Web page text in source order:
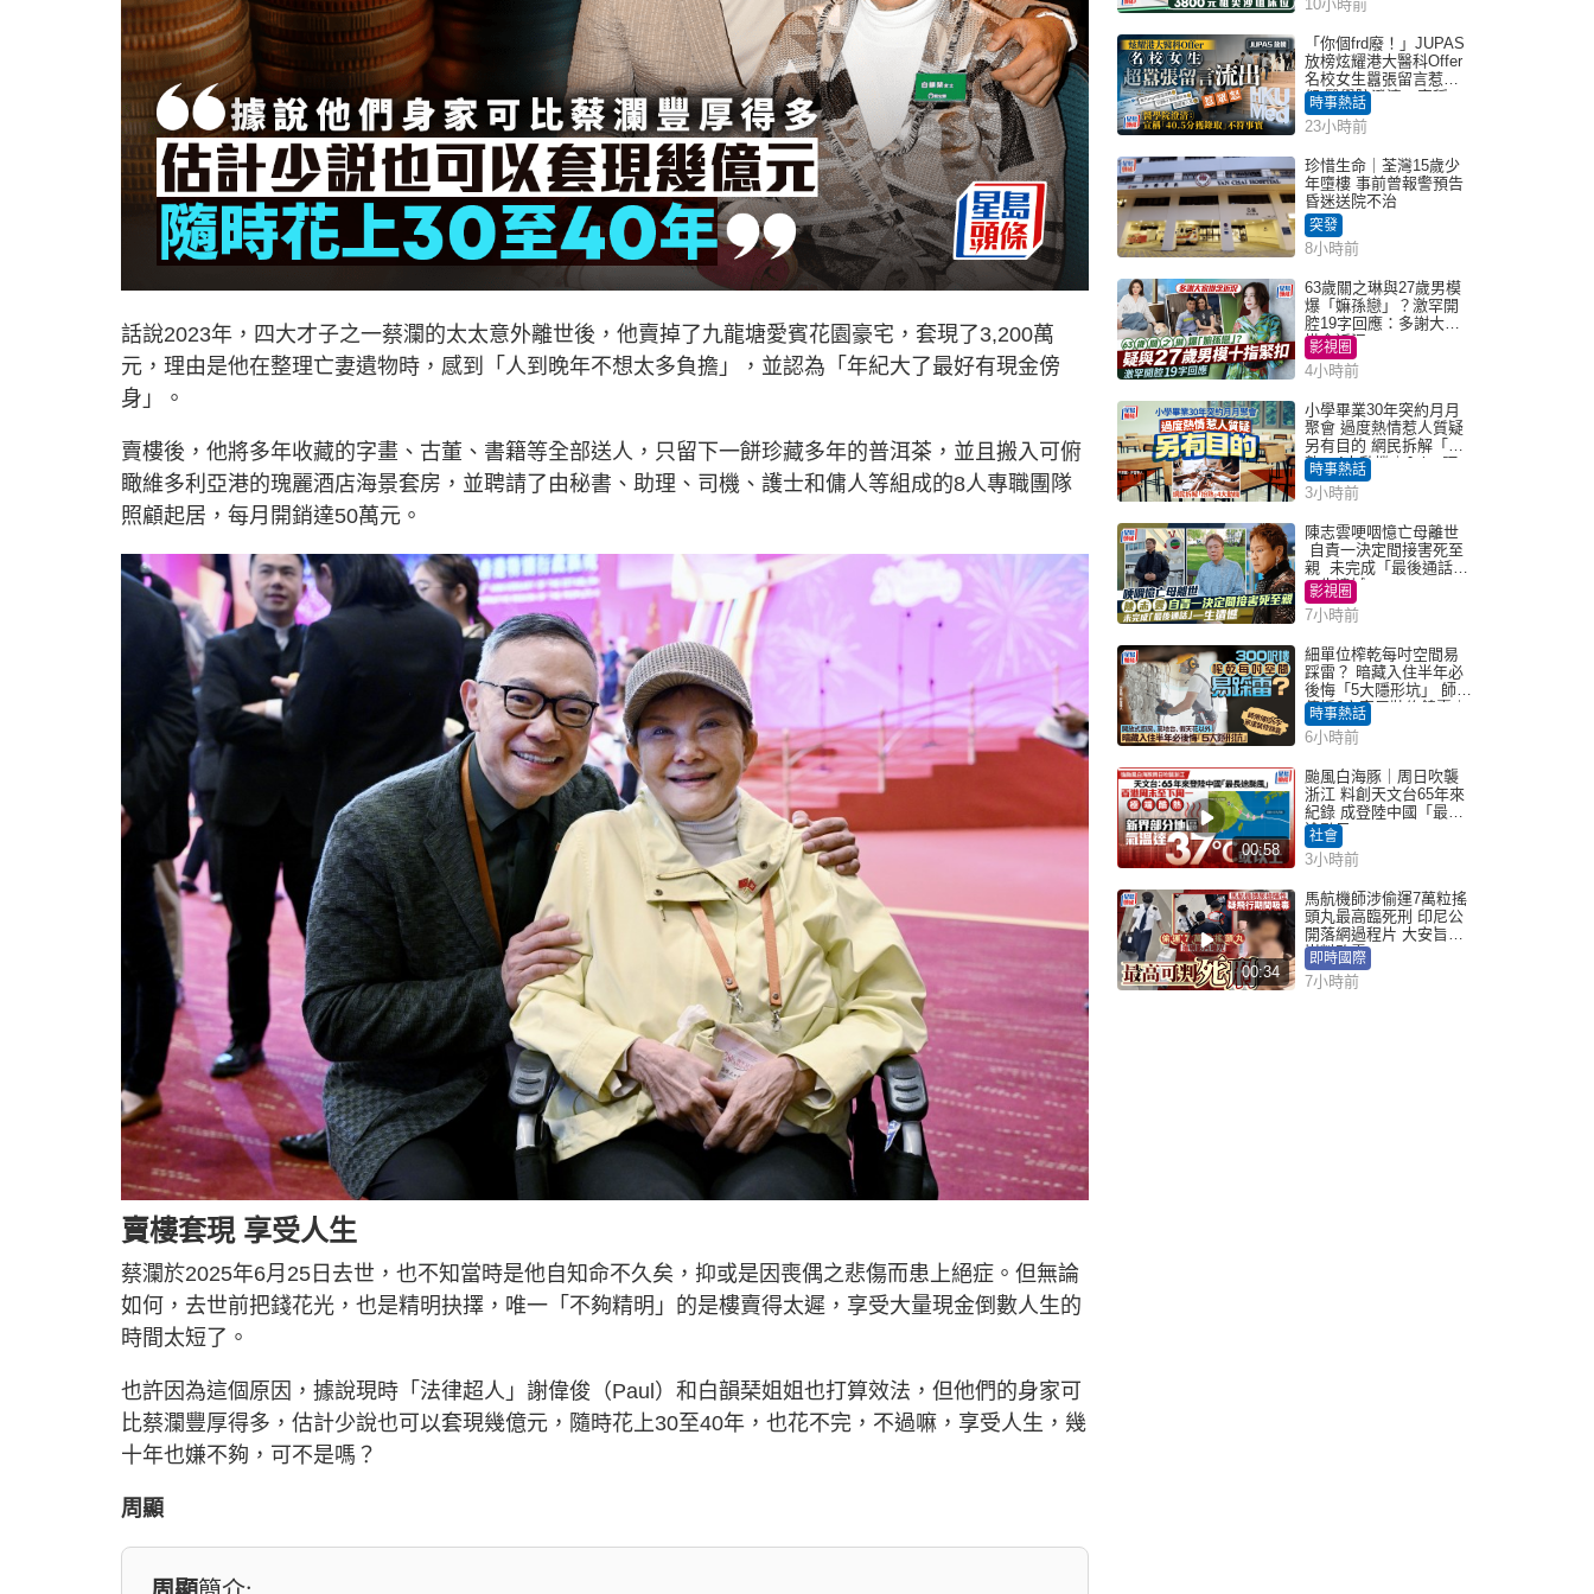
話說2023年，四大才子之一蔡瀾的太太意外離世後，他賣掉了九龍塘愛賓花園豪宅，套現了3,200萬
元，理由是他在整理亡妻遺物時，感到「人到晚年不想太多負擔」，並認為「年紀大了最好有現金傍
身」。
賣樓後，他將多年收藏的字畫、古董、書籍等全部送人，只留下一餅珍藏多年的普洱茶，並且搬入可俯
瞰維多利亞港的瑰麗酒店海景套房，並聘請了由秘書、助理、司機、護士和傭人等組成的8人專職團隊
照顧起居，每月開銷達50萬元。
賣樓套現 享受人生
蔡瀾於2025年6月25日去世，也不知當時是他自知命不久矣，抑或是因喪偶之悲傷而患上絕症。但無論
如何，去世前把錢花光，也是精明抉擇，唯一「不夠精明」的是樓賣得太遲，享受大量現金倒數人生的
時間太短了。
也許因為這個原因，據說現時「法律超人」謝偉俊（Paul）和白韻琹姐姐也打算效法，但他們的身家可
比蔡瀾豐厚得多，估計少說也可以套現幾億元，隨時花上30至40年，也花不完，不過嘛，享受人生，幾
十年也嫌不夠，可不是嗎？
周顯
10小時前
「你個frd廢！」JUPAS
放榜炫耀港大醫科Offer
名校女生囂張留言惹眾
怒 醫學院澄清：宣稱
「40.5分獲錄取」不符事
實｜Juicy叮
時事熱話
23小時前
珍惜生命｜荃灣15歲少
年墮樓 事前曾報警預告
昏迷送院不治
突發
8小時前
63歲關之琳與27歲男模
爆「嫲孫戀」？激罕開
腔19字回應：多謝大家
掛念近況
影視圈
4小時前
小學畢業30年突約月月
聚會 過度熱情惹人質疑
另有目的 網民拆解「扮
熟」4大動機｜Juicy叮
時事熱話
3小時前
陳志雲哽咽憶亡母離世
自責一決定間接害死至
親 未完成「最後通話」
一生遺憾
影視圈
7小時前
細單位榨乾每吋空間易
踩雷？ 暗藏入住半年必
後悔「5大隱形坑」 師傅
傳授6字家居裝修錦囊｜
Juicy叮
時事熱話
6小時前
00:58
颱風白海豚｜周日吹襲
浙江 料創天文台65年來
紀錄 成登陸中國「最長
途颱風」
社會
3小時前
00:34
馬航機師涉偷運7萬粒搖
頭丸最高臨死刑 印尼公
開落網過程片 大安旨意
豈料敗露
即時國際
7小時前